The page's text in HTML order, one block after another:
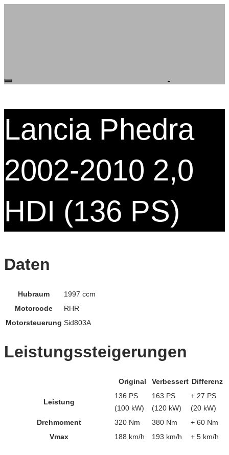
Lancia Phedra
2002-2010 2,0
HDI (136 PS)
Daten
Hubraum
1997 ccm
Motorcode
RHR
Motorsteuerung Sid803A
Leistungssteigerungen
Original Verbessert Differenz
Leistung
136 PS
(100 kW)
163 PS
(120 kW)
+ 27 PS
(20 kW)
Drehmoment
320 Nm 380 Nm
+ 60 Nm
Vmax
188 km/h 193 km/h + 5 km/h